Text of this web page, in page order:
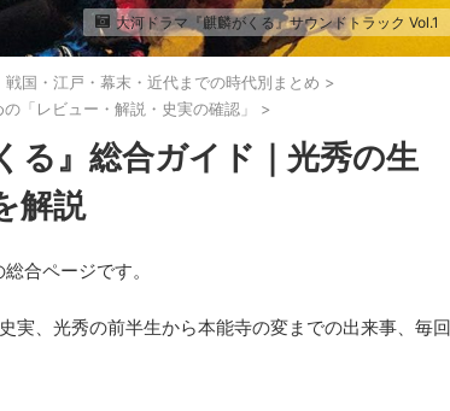
大河ドラマ『麒麟がくる』サウンドトラック Vol.1
国・江戸・幕末・近代までの時代別まとめ >
「レビュー・解説・史実の確認」
>
る』総合ガイド｜光秀の生
解説
合ページです。
実、光秀の前半生から本能寺の変までの出来事、毎回